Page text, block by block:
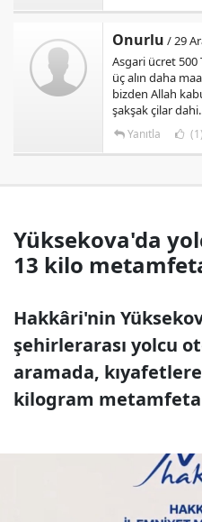
Onurlu / 29
Asgari ücret
üç alın daha
bizden Allah
şakşak çilar
Yanıtla (1)
Yüksekova'da
13 kilo
Hakkâri'nin
şehirlerarası yolcu
aramada,
kilogram